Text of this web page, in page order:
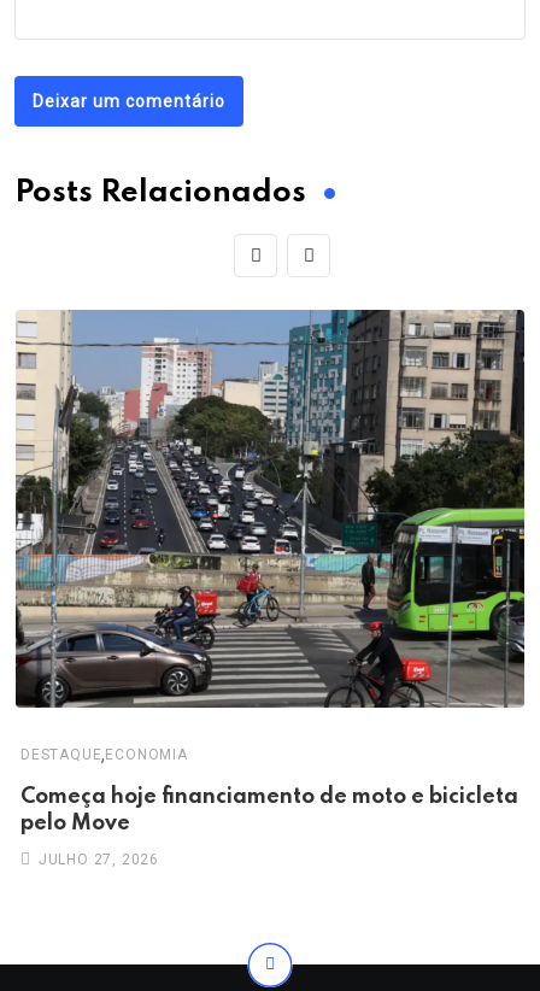
Deixar um comentário
Posts Relacionados
DESTAQUE, ECONOMIA
Começa hoje financiamento de moto e bicicleta
pelo Move
JULHO 27, 2026